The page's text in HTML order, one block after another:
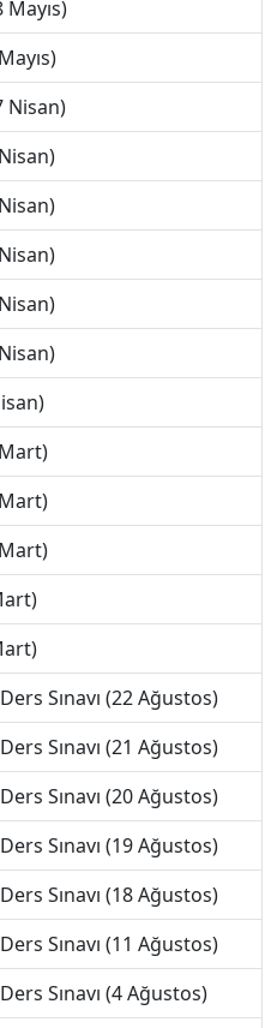
Mayıs)
Nisan)
Sınavı (22 Ağustos)
Sınavı (21 Ağustos)
Sınavı (20 Ağustos)
Sınavı (19 Ağustos)
Sınavı (18 Ağustos)
Sınavı (11 Ağustos)
Sınavı (4 Ağustos)